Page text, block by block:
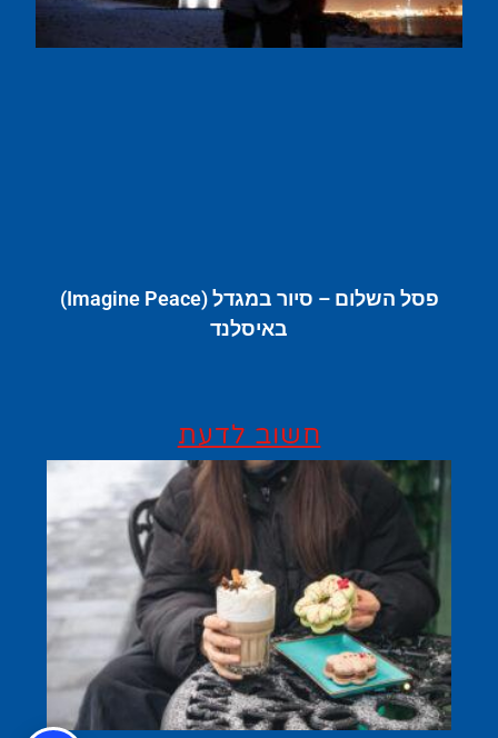
פסל השלום – סיור במגדל (Imagine Peace)
באיסלנד
חשוב לדעת